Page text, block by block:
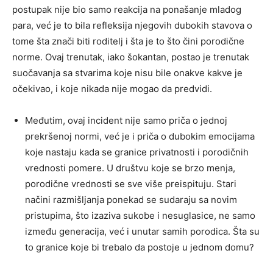
postupak nije bio samo reakcija na ponašanje mladog
para, već je to bila refleksija njegovih dubokih stavova o
tome šta znači biti roditelj i šta je to što čini porodične
norme. Ovaj trenutak, iako šokantan, postao je trenutak
suočavanja sa stvarima koje nisu bile onakve kakve je
očekivao, i koje nikada nije mogao da predvidi.
Međutim, ovaj incident nije samo priča o jednoj
prekršenoj normi, već je i priča o dubokim emocijama
koje nastaju kada se granice privatnosti i porodičnih
vrednosti pomere. U društvu koje se brzo menja,
porodične vrednosti se sve više preispituju. Stari
načini razmišljanja ponekad se sudaraju sa novim
pristupima, što izaziva sukobe i nesuglasice, ne samo
između generacija, već i unutar samih porodica. Šta su
to granice koje bi trebalo da postoje u jednom domu?